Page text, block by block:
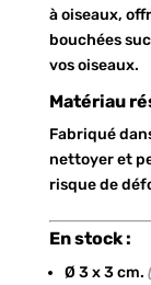
à oiseaux,
bouchées
vos oiseaux.
Matériau
Fabriqué
nettoyer et
risque de
En stock :
Ø 3 x 3 cm.